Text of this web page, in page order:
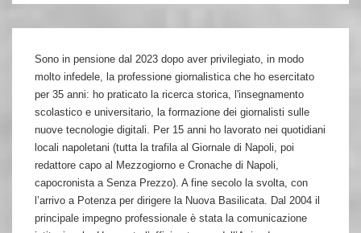
Sono in pensione dal 2023 dopo aver privilegiato, in modo
molto infedele, la professione giornalistica che ho esercitato
per 35 anni: ho praticato la ricerca storica, l'insegnamento
scolastico e universitario, la formazione dei giornalisti sulle
nuove tecnologie digitali. Per 15 anni ho lavorato nei quotidiani
locali napoletani (tutta la trafila al Giornale di Napoli, poi
redattore capo al Mezzogiorno e Cronache di Napoli,
capocronista a Senza Prezzo). A fine secolo la svolta, con
l’arrivo a Potenza per dirigere la Nuova Basilicata. Dal 2004 il
principale impegno professionale è stata la comunicazione